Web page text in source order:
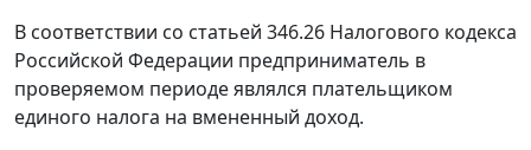
В соответствии со статьей 346.26 Налогового кодекса
Российской Федерации предприниматель в
проверяемом периоде являлся плательщиком
единого налога на вмененный доход.